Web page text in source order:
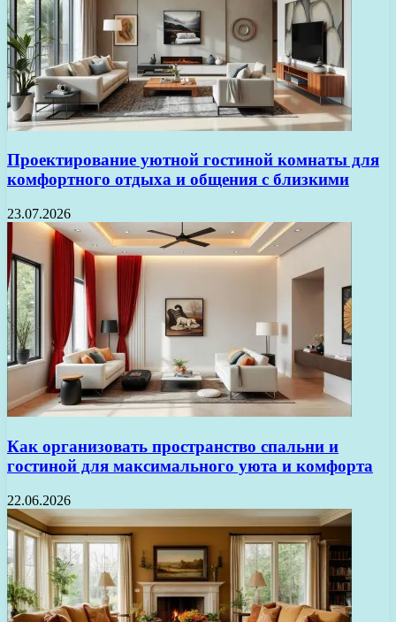
Проектирование уютной гостиной комнаты для
комфортного отдыха и общения с близкими
23.07.2026
Как организовать пространство спальни и
гостиной для максимального уюта и комфорта
22.06.2026